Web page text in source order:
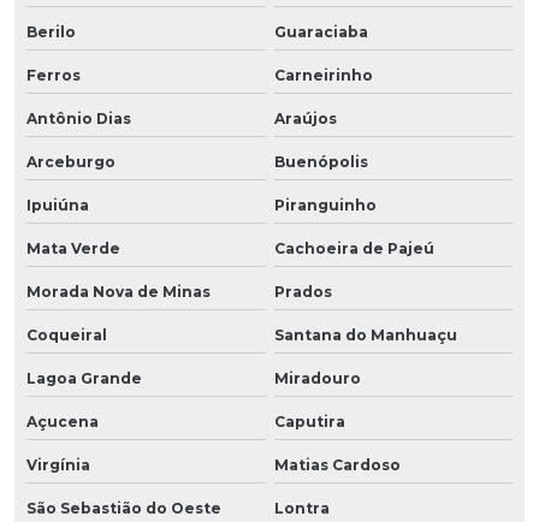
Berilo Guaraciaba
Ferros Carneirinho
Antônio Dias Araújos
Arceburgo Buenópolis
Ipuiúna Piranguinho
Mata Verde Cachoeira de Pajeú
Morada Nova de Minas Prados
Coqueiral Santana do Manhuaçu
Lagoa Grande Miradouro
Açucena Caputira
Virgínia Matias Cardoso
São Sebastião do Oeste Lontra